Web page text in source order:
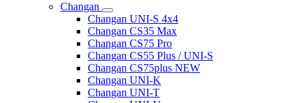
Changan
Changan UNI-S 4x4
Changan CS35 Max
Changan CS75 Pro
Changan CS55 Plus / UNI-S
Changan CS75plus NEW
Changan UNI-K
Changan UNI-T